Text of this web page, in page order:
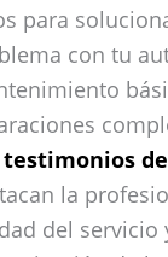
para
con tu
testimonios
la
del servicio